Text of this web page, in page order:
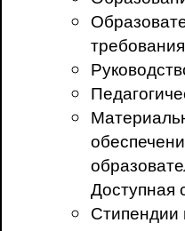
требования
Доступная